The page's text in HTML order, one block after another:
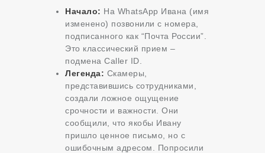
Начало: На WhatsApp Ивана (имя
изменено) позвонили с номера,
подписанного как “Почта России”.
Это классический прием –
подмена Caller ID.
Легенда: Скамеры,
представившись сотрудниками,
создали ложное ощущение
срочности и важности. Они
сообщили, что якобы Ивану
пришло ценное письмо, но с
ошибочным адресом. Попросили